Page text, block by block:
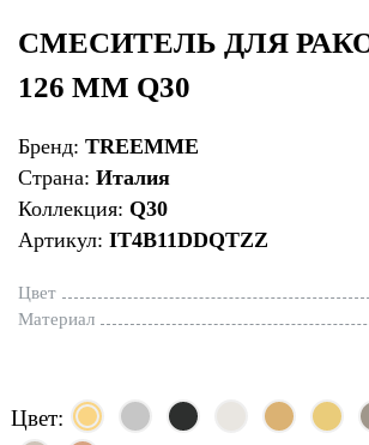
СМЕСИТЕЛЬ ДЛЯ
126 ММ Q30
Бренд: TREEMME
Страна: Италия
Коллекция: Q30
Артикул: IT4B11DDQTZZ
Цвет
Материал
Цвет: